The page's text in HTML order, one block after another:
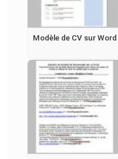
Modèle de CV sur Word